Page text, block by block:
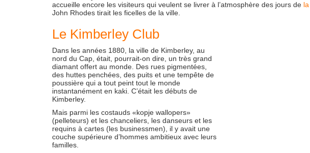
accueille encore les visiteurs qui veulent se livrer à l’atmosphère des jours de
John Rhodes tirait les ficelles de la ville.
Le Kimberley Club
Dans les années 1880, la ville de Kimberley, au
nord du Cap, était, pourrait-on dire, un très grand
diamant offert au monde. Des rues pigmentées,
des huttes penchées, des puits et une tempête de
poussière qui a tout peint tout le monde
instantanément en kaki. C’était les débuts de
Kimberley.
Mais parmi les costauds «kopje wallopers»
(pelleteurs) et les chanceliers, les danseurs et les
requins à cartes (les businessmen), il y avait une
couche supérieure d’hommes ambitieux avec leurs
familles.